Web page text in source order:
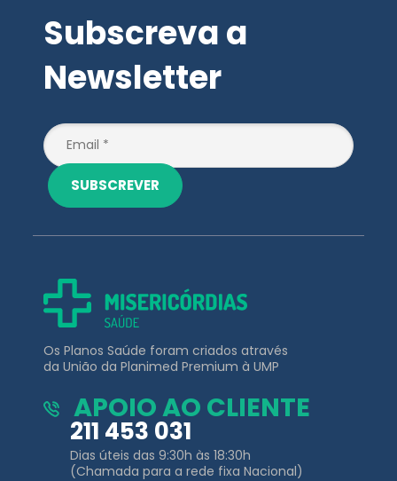
Subscreva a
Newsletter
SUBSCREVER
Os Planos Saúde foram criados através
da União da Planimed Premium à UMP
APOIO AO CLIENTE
211 453 031
Dias úteis das 9:30h às 18:30h
(Chamada para a rede fixa Nacional)